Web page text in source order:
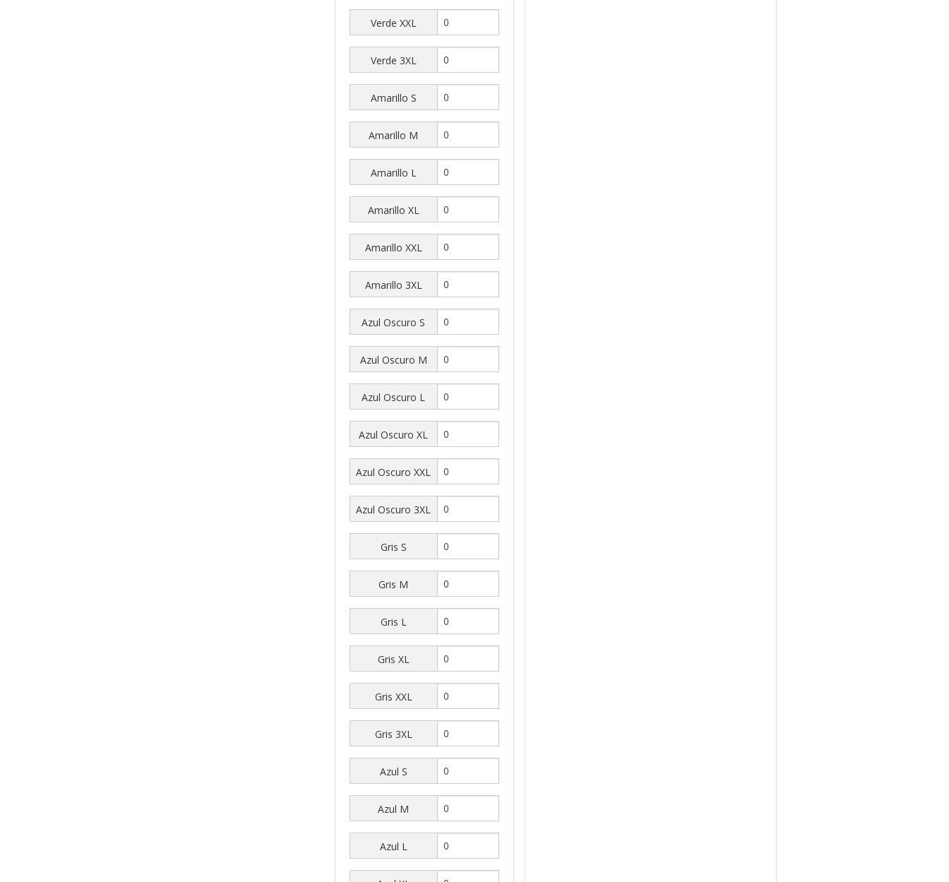
Verde XXL
Verde 3XL
Amarillo S
Amarillo M
Amarillo L
Amarillo XL
Amarillo XXL
Amarillo 3XL
Azul Oscuro S
Azul Oscuro M
Azul Oscuro L
Azul Oscuro XL
Azul Oscuro XXL
Azul Oscuro 3XL
Gris S
Gris M
Gris L
Gris XL
Gris XXL
Gris 3XL
Azul S
Azul M
Azul L